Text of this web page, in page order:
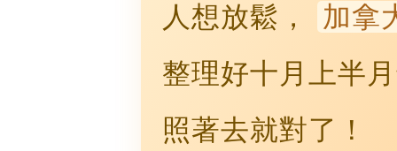
人想放鬆，
加拿
整理好十月上半
照著去就對了！